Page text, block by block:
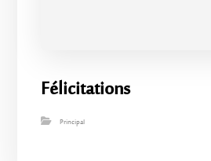
Félicitations
Principal